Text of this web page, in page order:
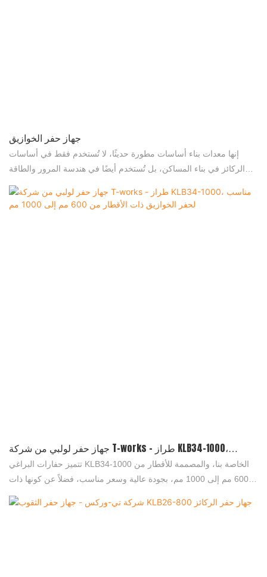
جهاز حفر الخوازيق
إنها معدات بناء أساسات مطورة حديثًا، لا تُستخدم فقط في أساسات
الركائز في بناء المساكن، بل تُستخدم أيضًا في هندسة المرور والطاقة
جهاز حفر لولبي من شركة T-works - طراز KLB34-1000،
مناسب لحفر الخوازيق ذات الأقطار من 600 مم إلى 1000 مم
تتميز حفارات البراغي KLB34-1000 الخاصة بنا، والمصممة للأقطار من
600 مم إلى 1000 مم، بجودة عالية وسعر مناسب، فضلاً عن كونها ذات
قيمة اقتصادية شاملة. وقد حظيت هذه الحفارات باهتمام واسع في السوق
منذ طرحها في الأسواق. كما نوفر خدمة تصنيع المنتجات حسب الطلب.